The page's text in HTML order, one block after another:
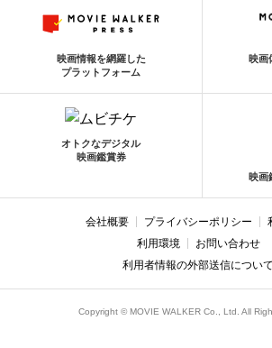
映画情報を網羅した
プラットフォーム
映画
オトクなデジタル
映画鑑賞券
映画
会社概要 プライバシーポリシー
利用環境
お問い合わせ
利用者情報の外部送信について
Copyright © MOVIE WALKER Co., Ltd. All